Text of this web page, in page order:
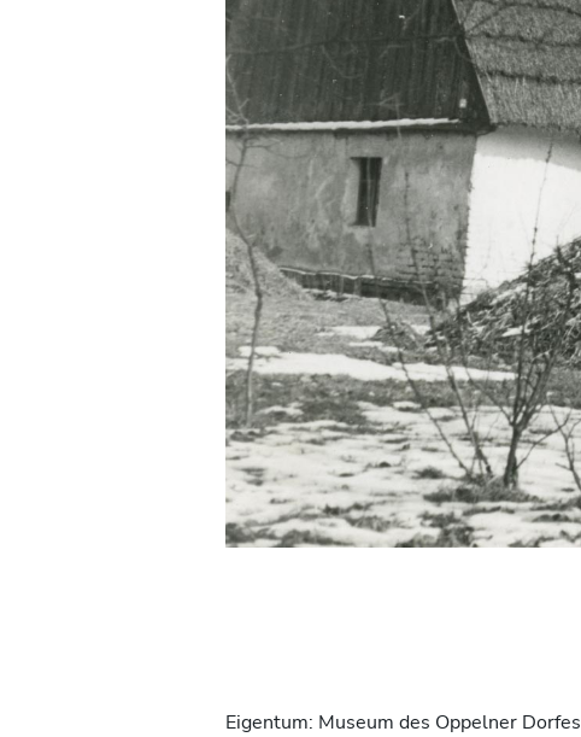
Eigentum: Museum des Oppelner Dorfes